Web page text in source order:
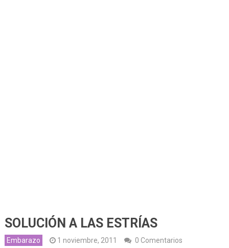
SOLUCIÓN A LAS ESTRÍAS
Embarazo 1 noviembre, 2011
0 Comentarios